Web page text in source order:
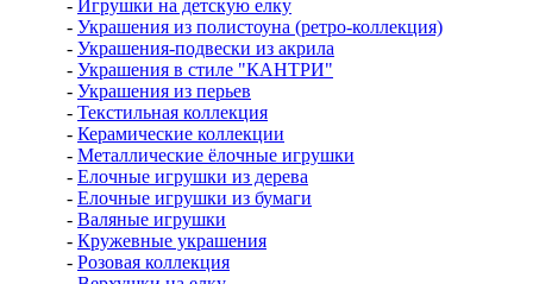
- Игрушки на детскую елку
- Украшения из полистоуна (ретро-коллекция)
- Украшения-подвески из акрила
- Украшения в стиле "КАНТРИ"
- Украшения из перьев
- Текстильная коллекция
- Керамические коллекции
- Металлические ёлочные игрушки
- Елочные игрушки из дерева
- Елочные игрушки из бумаги
- Валяные игрушки
- Кружевные украшения
- Розовая коллекция